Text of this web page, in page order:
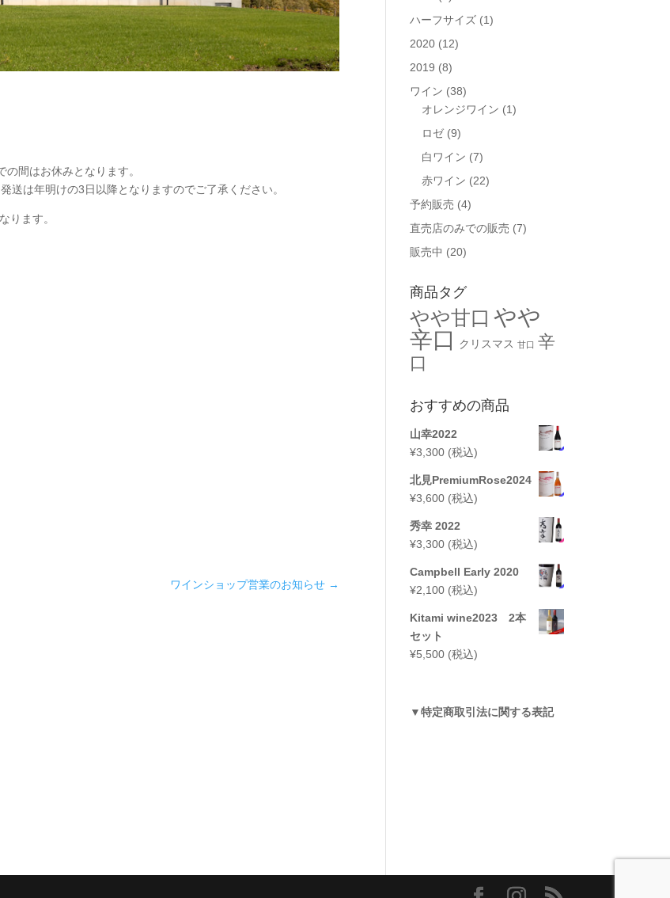
間はお休みとなります。
送は年明けの3日以降となりますのでご了承ください。
ります。
ワインショップ営業のお知らせ →
ハーフサイズ (1)
2020 (12)
2019 (8)
ワイン (38)
オレンジワイン (1)
ロゼ (9)
白ワイン (7)
赤ワイン (22)
予約販売 (4)
直売店のみでの販売 (7)
販売中 (20)
商品タグ
やや甘口 やや
辛口
クリスマス 甘口 辛
口
おすすめの商品
山幸2022
¥3,300 (税込)
北見PremiumRose2024
¥3,600 (税込)
秀幸 2022
¥3,300 (税込)
Campbell Early 2020
¥2,100 (税込)
Kitami wine2023 2本
セット
¥5,500 (税込)
▼特定商取引法に関する表記